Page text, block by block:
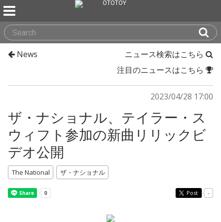
News
ニュース検索はこちら
注目のニュースはこちら
2023/04/28 17:00
ザ・ナショナル、テイラー・ス
ウィフト参加の新曲リリックビ
デオ公開
The National ザ・ナショナル
Post -